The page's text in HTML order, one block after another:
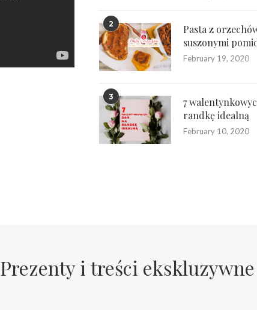
2
Pasta z
suszonymi
February 19, 2020
3
7
randkę idealną
February 10, 2020
Prezenty i treści